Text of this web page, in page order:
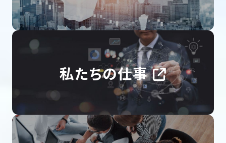
私たちの仕事